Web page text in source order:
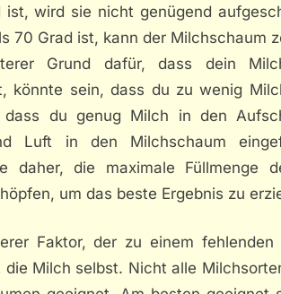
ist, wird sie nicht genügend
70 Grad ist, kann der Milchschaum
Grund dafür, dass dein
könnte sein, dass du zu wenig
dass du genug Milch in den
Luft in den Milchschaum
daher, die maximale Füllmenge
um das beste Ergebnis zu
Faktor, der zu einem fehlenden
die Milch selbst. Nicht alle